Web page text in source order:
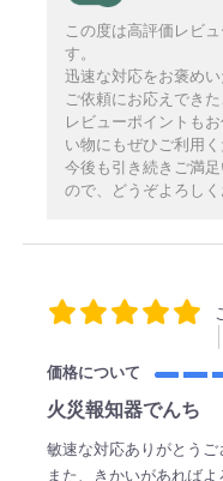
この度は高評価レビ
す。
迅速な対応をお褒め
ご依頼にお応えでき
レビューポイントも
い物にもぜひご利用く
今後も引き続きご満
ので、どうぞよろしく
価格について
火災報知器でんち
敏速な対応ありがとうご
また、きかいがあれば